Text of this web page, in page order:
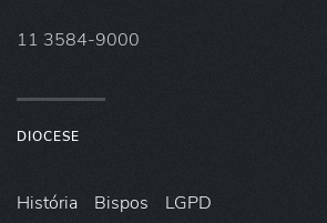
11 3584-9000
DIOCESE
História Bispos LGPD